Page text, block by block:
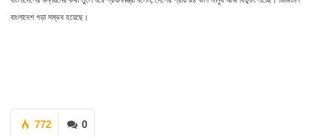
বাংলাদেশ গড়া সম্ভব হয়েছে।
0
772